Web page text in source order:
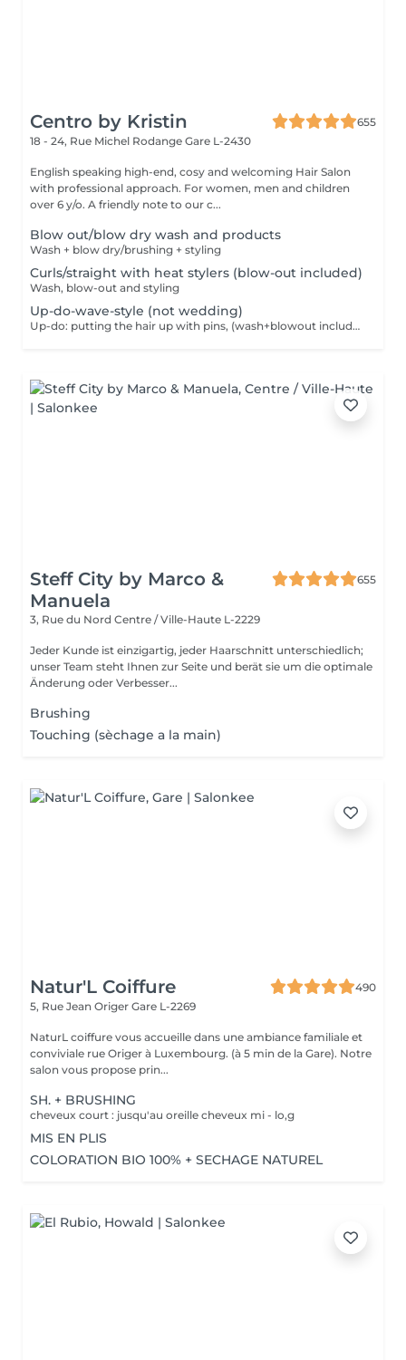
Centro by Kristin
655
18 - 24, Rue Michel Rodange Gare L-2430
English speaking high-end, cosy and welcoming Hair Salon
with professional approach. For women, men and children
over 6 y/o. A friendly note to our c...
Blow out/blow dry wash and products
Wash + blow dry/brushing + styling
Curls/straight with heat stylers (blow-out included)
Wash, blow-out and styling
Up-do-wave-style (not wedding)
Up-do: putting the hair up with pins, (wash+blowout included)
Steff City by Marco &
Manuela
655
3, Rue du Nord Centre / Ville-Haute L-2229
Jeder Kunde ist einzigartig, jeder Haarschnitt unterschiedlich;
unser Team steht Ihnen zur Seite und berät sie um die optimale
Änderung oder Verbesser...
Brushing
Touching (sèchage a la main)
Natur'L Coiffure
490
5, Rue Jean Origer Gare L-2269
NaturL coiffure vous accueille dans une ambiance familiale et
conviviale rue Origer à Luxembourg. (à 5 min de la Gare). Notre
salon vous propose prin...
SH. + BRUSHING
cheveux court : jusqu'au oreille cheveux mi - lo,g
MIS EN PLIS
COLORATION BIO 100% + SECHAGE NATUREL